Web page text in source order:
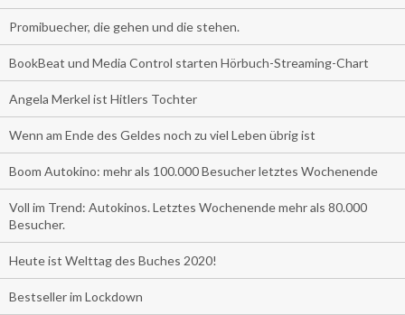
Promibuecher, die gehen und die stehen.
BookBeat und Media Control starten Hörbuch-Streaming-Chart
Angela Merkel ist Hitlers Tochter
Wenn am Ende des Geldes noch zu viel Leben übrig ist
Boom Autokino: mehr als 100.000 Besucher letztes Wochenende
Voll im Trend: Autokinos. Letztes Wochenende mehr als 80.000
Besucher.
Heute ist Welttag des Buches 2020!
Bestseller im Lockdown